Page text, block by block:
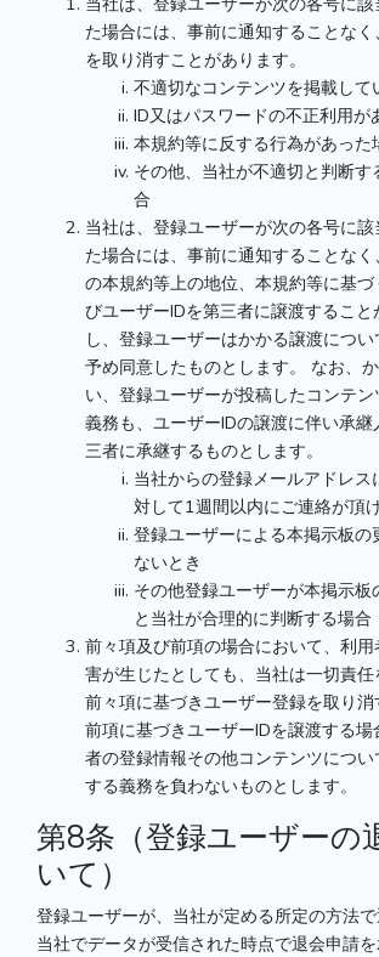
た場合には、事前に通知することな
を取り消すことがあります。
不適切なコンテンツを掲載して
ID又はパスワードの不正利用が
本規約等に反する行為があった
その他、当社が不適切と判断
合
当社は、登録ユーザーが次の各号に
た場合には、事前に通知することな
の本規約等上の地位、本規約等に基
びユーザーIDを第三者に譲渡すること
し、登録ユーザーはかかる譲渡につ
予め同意したものとします。 なお、
い、登録ユーザーが投稿したコンテ
義務も、ユーザーIDの譲渡に伴い承
三者に承継するものとします。
当社からの登録メールアドレス
対して1週間以内にご連絡が頂
登録ユーザーによる本掲示板
ないとき
その他登録ユーザーが本掲示
と当社が合理的に判断する場合
前々項及び前項の場合において、利
害が生じたとしても、当社は一切責任
前々項に基づきユーザー登録を取り
前項に基づきユーザーIDを譲渡する
者の登録情報その他コンテンツにつ
する義務を負わないものとします。
第8条（登録ユーザーの
いて）
登録ユーザーが、当社が定める所定の方法で
当社でデータが受信された時点で退会申請